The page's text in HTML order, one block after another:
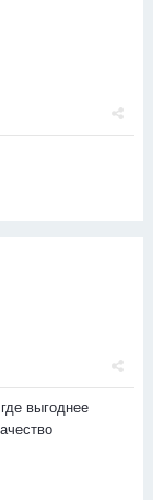
выгоднее